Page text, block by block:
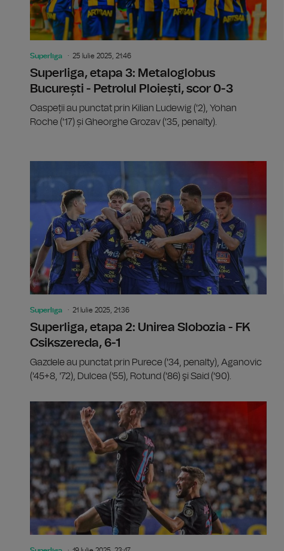
Superliga 25 Iulie 2025, 21:46
Superliga, etapa 3: Metaloglobus
București - Petrolul Ploiești, scor 0-3
Oaspeții au punctat prin Kilian Ludewig ('2), Yohan
Roche ('17) și Gheorghe Grozav ('35, penalty).
Superliga 21 Iulie 2025, 21:36
Superliga, etapa 2: Unirea Slobozia - FK
Csikszereda, 6-1
Gazdele au punctat prin Purece ('34, penalty), Aganovic
('45+8, '72), Dulcea ('55), Rotund ('86) şi Said ('90).